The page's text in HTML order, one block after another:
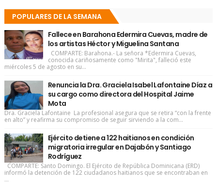
POPULARES DE LA SEMANA
Fallece en Barahona Edermira Cuevas, madre de
los artistas Héctor y Miguelina Santana
COMPARTE: Barahona.- La señora *Edermira Cuevas,
conocida cariñosamente como "Mirita", falleció este
miércoles 5 de agosto en su...
Renuncia la Dra. Graciela Isabel Lafontaine Díaz a
su cargo como directora del Hospital Jaime
Mota
Dra. Graciela Lafontaine La profesional asegura que se retira “con la frente
en alto” y reafirma su compromiso de seguir sirviendo a la com...
Ejército detiene a 122 haitianos en condición
migratoria irregular en Dajabón y Santiago
Rodríguez
COMPARTE: Santo Domingo. El Ejército de República Dominicana (ERD)
informó la detención de 122 ciudadanos haitianos que se encontraban en
...